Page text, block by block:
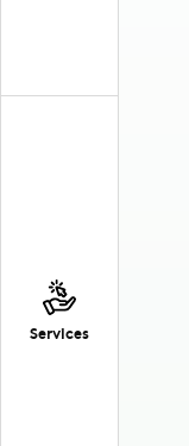
Services